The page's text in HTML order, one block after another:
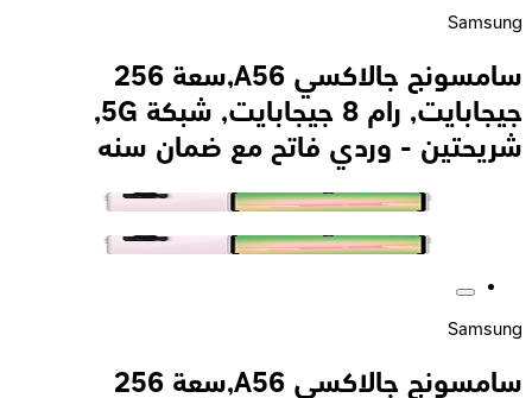
Samsung
سامسونج جالاكسي A56,سعة 256
جيجابايت, رام 8 جيجابايت, شبكة 5G,
شريحتين - وردي فاتح مع ضمان سنه
Samsung
سامسونج جالاكسي A56,سعة 256